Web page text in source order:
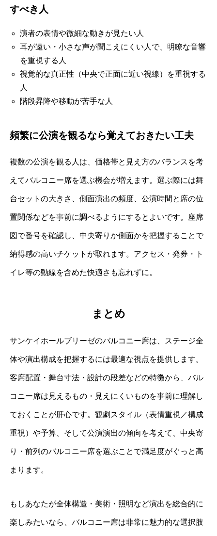
すべき人
演者の表情や微細な動きが見たい人
耳が遠い・小さな声が聞こえにくい人で、明瞭な音響
を重視する人
視覚的な真正性（中央で正面に近い視線）を重視する
人
階段昇降や移動が苦手な人
頻繁に公演を観るなら覚えておきたい工夫
複数の公演を観る人は、価格帯と見え方のバランスを考
えてバルコニー席を選ぶ機会が増えます。選ぶ際には舞
台セットの大きさ、側面演出の頻度、公演時間と席の位
置関係などを事前に調べるようにするとよいです。座席
図で番号を確認し、中央寄りか側面かを把握することで
納得感の高いチケットが取れます。アクセス・発券・ト
イレ等の動線を含めた快適さも忘れずに。
まとめ
サンケイホールブリーゼのバルコニー席は、ステージ全
体や演出構成を把握するには最適な視点を提供します。
客席配置・舞台寸法・設計の段差などの特徴から、バル
コニー席は見えるもの・見えにくいものを事前に理解し
ておくことが肝心です。観劇スタイル（表情重視／構成
重視）や予算、そして公演演出の傾向を考えて、中央寄
り・前列のバルコニー席を選ぶことで満足度がぐっと高
まります。
もしあなたが全体構造・美術・照明など演出を総合的に
楽しみたいなら、バルコニー席は非常に魅力的な選択肢